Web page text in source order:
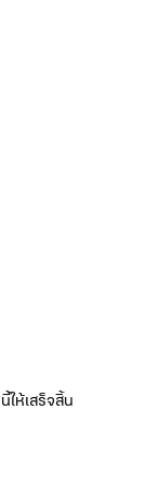
ห้เสร็จสิ้น